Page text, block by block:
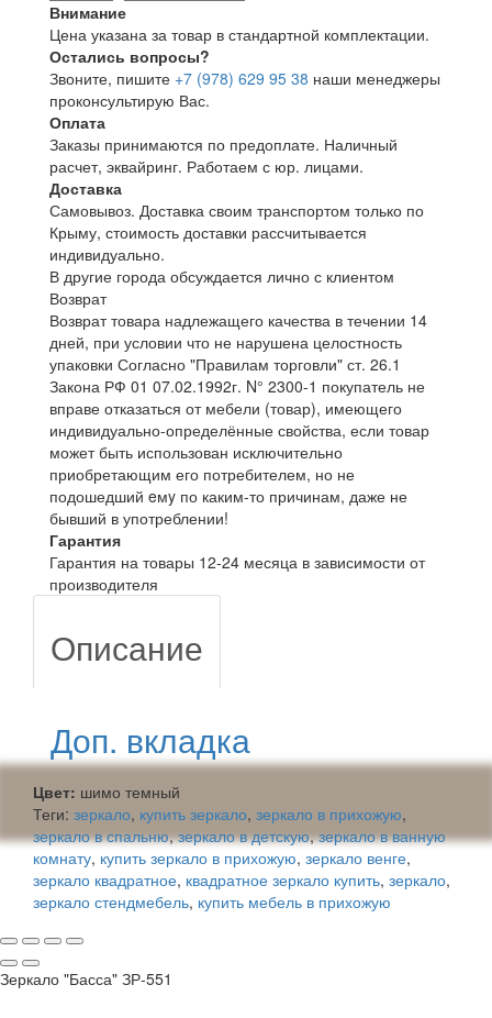
Внимание
Цена указана за товар в стандартной комплектации.
Остались вопросы?
Звоните, пишите +7 (978) 629 95 38 наши менеджеры
проконсультирую Вас.
Оплата
Заказы принимаются по предоплате. Наличный
расчет, эквайринг. Работаем с юр. лицами.
Доставка
Самовывоз. Доставка своим транспортом только по
Крыму, стоимость доставки рассчитывается
индивидуально.
В другие города обсуждается лично с клиентом
Возврат
Возврат товара надлежащего качества в течении 14
дней, при условии что не нарушена целостность
упаковки Согласно "Правилам торговли" ст. 26.1
Закона РФ 01 07.02.1992г. N° 2300-1 покупатель не
вправе отказаться от мебели (товар), имеющего
индивидуально-определённые свойства, если товар
может быть использован исключительно
приобретающим его потребителем, но не
подошедший eмy по каким-то причинам, даже не
бывший в употреблении!
Гарантия
Гарантия на товары 12-24 месяца в зависимости от
производителя
Описание
Доп. вкладка
Цвет: шимо темный
Теги: зеркало, купить зеркало, зеркало в прихожую,
зеркало в спальню,зеркало в детскую,зеркало в ванную
комнату, купить зеркало в прихожую, зеркало венге,
зеркало квадратное, квадратное зеркало купить, зеркало,
зеркало стендмебель, купить мебель в прихожую
Зеркало "Басса" ЗР-551